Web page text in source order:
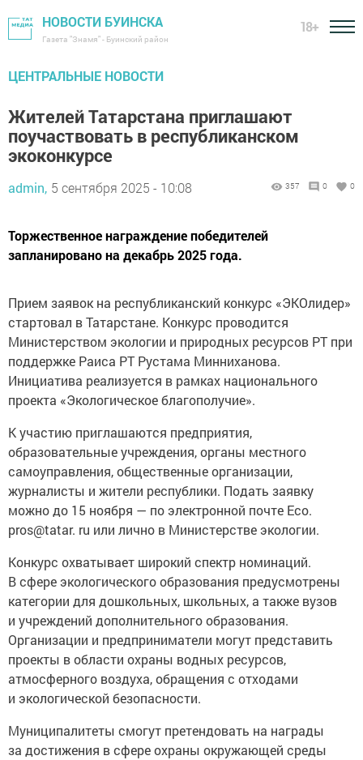
НОВОСТИ БУИНСКА
Газета "Знамя" - Буинский район
18+
ЦЕНТРАЛЬНЫЕ НОВОСТИ
Жителей Татарстана приглашают
поучаствовать в республиканском
экоконкурсе
admin, 5 сентября 2025 - 10:08 357 0 0
Торжественное награждение победителей
запланировано на декабрь 2025 года.
Прием заявок на республиканский конкурс «ЭКОлидер»
стартовал в Татарстане. Конкурс проводится
Министерством экологии и природных ресурсов РТ при
поддержке Раиса РТ Рустама Минниханова.
Инициатива реализуется в рамках национального
проекта «Экологическое благополучие».
К участию приглашаются предприятия,
образовательные учреждения, органы местного
самоуправления, общественные организации,
журналисты и жители республики. Подать заявку
можно до 15 ноября — по электронной почте Eco.
pros@tatar. ru или лично в Министерстве экологии.
Конкурс охватывает широкий спектр номинаций.
В сфере экологического образования предусмотрены
категории для дошкольных, школьных, а также вузов
и учреждений дополнительного образования.
Организации и предприниматели могут представить
проекты в области охраны водных ресурсов,
атмосферного воздуха, обращения с отходами
и экологической безопасности.
Муниципалитеты смогут претендовать на награды
за достижения в сфере охраны окружающей среды